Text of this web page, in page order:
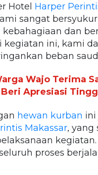
Hotel Harper
sangat
dan
kegiatan ini, kami
beban
Wajo Terima
Apresiasi
hewan kurban ini
Makassar, yang
proses